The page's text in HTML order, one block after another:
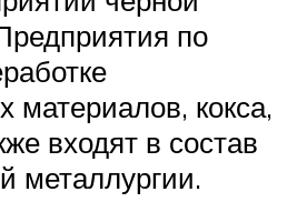
по
материалов, кокса,
входят в состав
металлургии.